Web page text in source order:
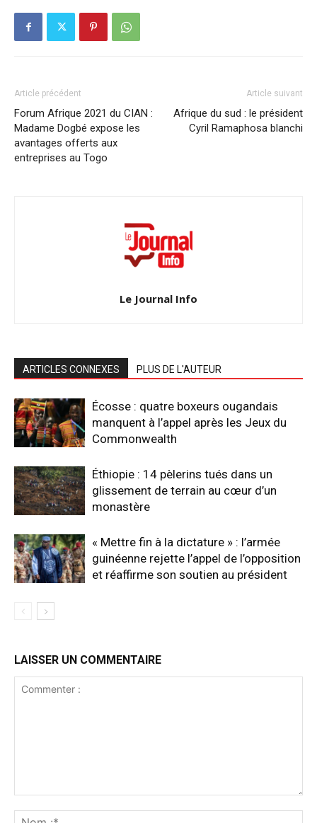
Article précédent
Forum Afrique 2021 du CIAN :
Madame Dogbé expose les
avantages offerts aux
entreprises au Togo
Article suivant
Afrique du sud : le président
Cyril Ramaphosa blanchi
Le Journal Info
ARTICLES CONNEXES PLUS DE L'AUTEUR
Écosse : quatre boxeurs ougandais
manquent à l’appel après les Jeux du
Commonwealth
Éthiopie : 14 pèlerins tués dans un
glissement de terrain au cœur d’un
monastère
« Mettre fin à la dictature » : l’armée
guinéenne rejette l’appel de l’opposition
et réaffirme son soutien au président
LAISSER UN COMMENTAIRE